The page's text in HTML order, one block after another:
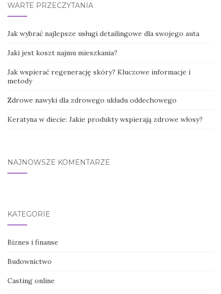
WARTE PRZECZYTANIA
Jak wybrać najlepsze usługi detailingowe dla swojego auta
Jaki jest koszt najmu mieszkania?
Jak wspierać regenerację skóry? Kluczowe informacje i
metody
Zdrowe nawyki dla zdrowego układu oddechowego
Keratyna w diecie: Jakie produkty wspierają zdrowe włosy?
NAJNOWSZE KOMENTARZE
KATEGORIE
Biznes i finanse
Budownictwo
Casting online